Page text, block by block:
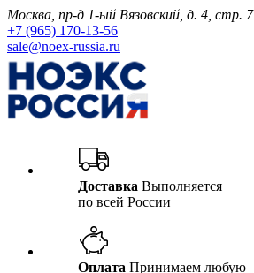
Москва, пр-д 1-ый Вязовский, д. 4, стр. 7
+7 (965) 170-13-56
sale@noex-russia.ru
Доставка Выполняется
по всей России
Оплата Принимаем любую